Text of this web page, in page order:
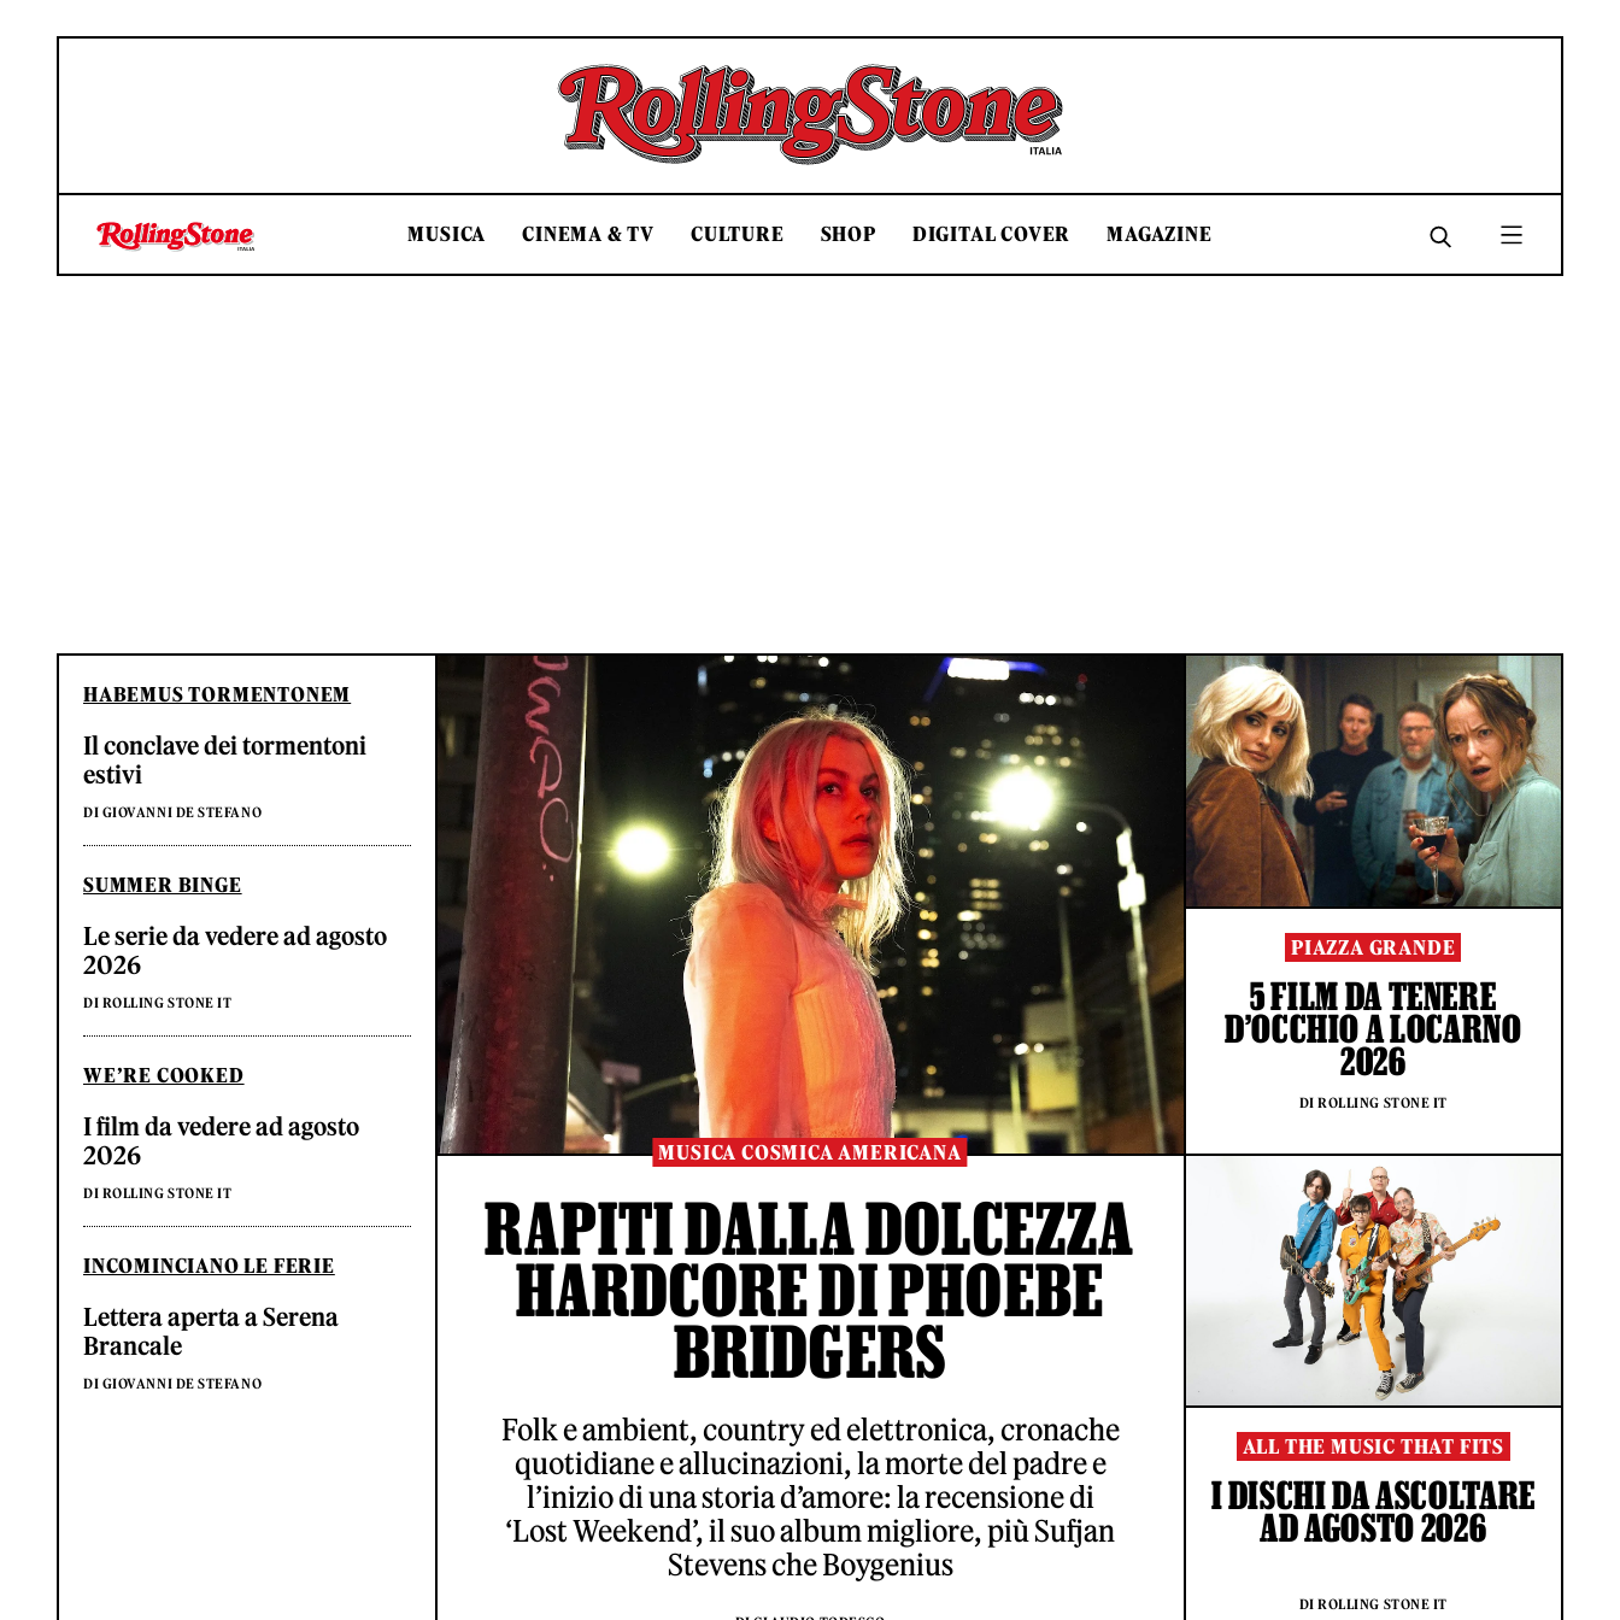
Rolling Stone Italia
MUSICA CINEMA & TV CULTURE SHOP DIGITAL COVER MAGAZINE
HABEMUS TORMENTONEM
Il conclave dei tormentoni
estivi
DI GIOVANNI DE STEFANO
SUMMER BINGE
Le serie da vedere ad agosto
2026
DI ROLLING STONE IT
WE’RE COOKED
I film da vedere ad agosto
2026
DI ROLLING STONE IT
INCOMINCIANO LE FERIE
Lettera aperta a Serena
Brancale
DI GIOVANNI DE STEFANO
MUSICA COSMICA AMERICANA
RAPITI DALLA DOLCEZZA
HARDCORE DI PHOEBE
BRIDGERS
Folk e ambient, country ed elettronica, cronache
quotidiane e allucinazioni, la morte del padre e
l’inizio di una storia d’amore: la recensione di
‘Lost Weekend’, il suo album migliore, più Sufjan
Stevens che Boygenius
PIAZZA GRANDE
5 FILM DA TENERE
D’OCCHIO A LOCARNO
2026
DI ROLLING STONE IT
ALL THE MUSIC THAT FITS
I DISCHI DA ASCOLTARE
AD AGOSTO 2026
DI ROLLING STONE IT